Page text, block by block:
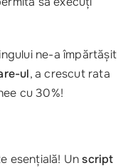
ne-a împărtășit
ul, a crescut rata
cu 30%!
esențială! Unscript